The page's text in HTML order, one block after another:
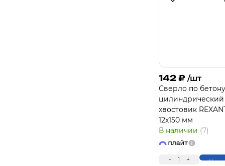
142 ₽ /шт
Сверло по бетону
цилиндрический
хвостовик
12х150 мм
В наличии (7)
- 1 +